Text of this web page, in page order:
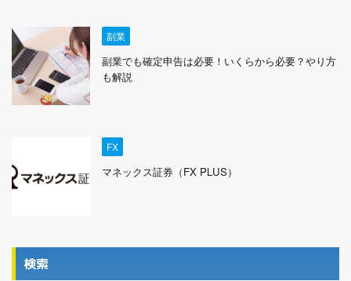
副業
副業でも確定申告は必要！いくらから必要？やり方
も解説
FX
マネックス証券（FX PLUS）
検索